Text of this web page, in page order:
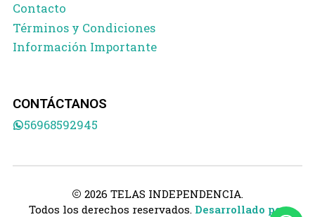
Contacto
Términos y Condiciones
Información Importante
CONTÁCTANOS
56968592945
2026 TELAS INDEPENDENCIA.
Todos los derechos reservados. Desarrollado por